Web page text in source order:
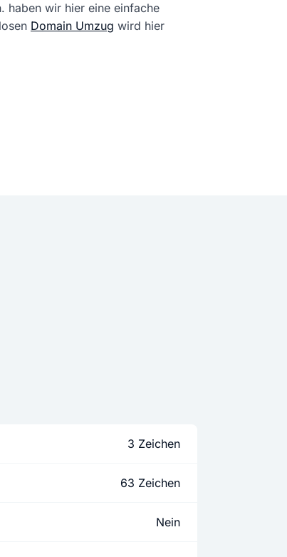
haben wir hier eine einfache
Domain Umzug wird hier
3 Zeichen
63 Zeichen
Nein